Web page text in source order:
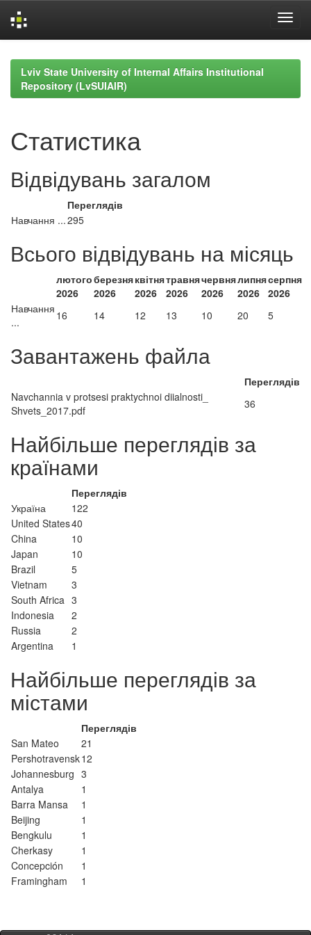
navigationLviv State University of Internal Affairs Institutional
Repository (LvSUIAIR)
Статистика
Відвідувань загалом
Переглядів
Навчання ...295
Всього відвідувань на місяць
лютого
2026
березня
2026
квітня
2026
травня
2026
червня
2026
липня
2026
серпня
2026
Навчання
...
16 14 12 13 10 20 5
Завантажень файла
Переглядів
Navchannia v protsesi praktychnoi diialnosti_
Shvets_2017.pdf
36
Найбільше переглядів за
країнами
Переглядів
Україна
122
United States40
China
10
Japan
10
Brazil
5
Vietnam
3
South Africa 3
Indonesia
2
Russia
2
Argentina
1
Найбільше переглядів за
містами
Переглядів
San Mateo
21
Pershotravensk12
Johannesburg 3
Antalya
1
Barra Mansa
1
Beijing
1
Bengkulu
1
Cherkasy
1
Concepción
1
Framingham
1